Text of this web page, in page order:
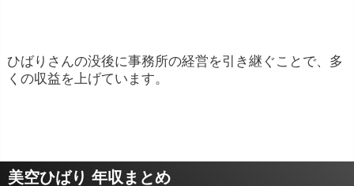
ひばりさんの没後に事務所の経営を引き継ぐことで、多
くの収益を上げています。
美空ひばり 年収まとめ